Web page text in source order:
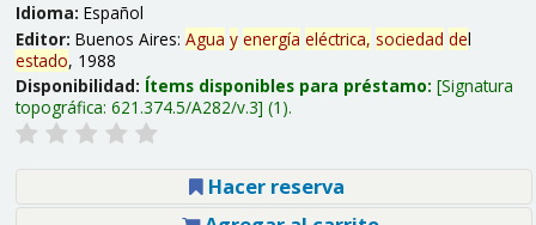
Idioma: Español
Editor: Buenos Aires: Agua y energía eléctrica, sociedad del
estado, 1988
Disponibilidad: Ítems disponibles para préstamo: Signatura
topográfica: 621.374.5/A282/v.3 (1).
Hacer reserva